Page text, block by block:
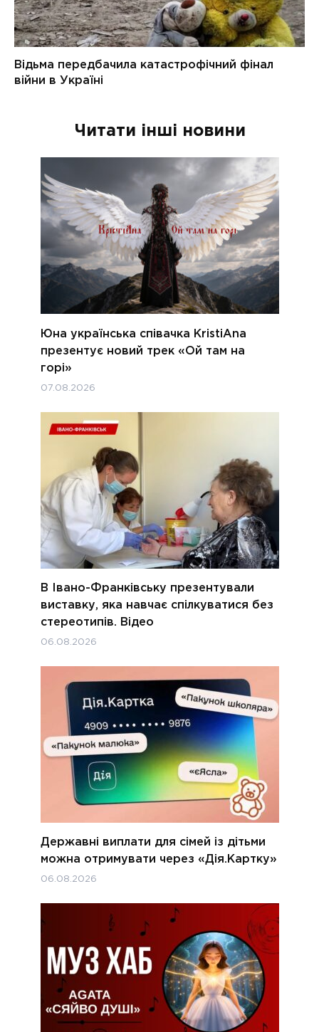
Читати інші новини
Юна українська співачка KristiAna
презентує новий трек «Ой там на
горі»
07.08.2026
В Івано-Франківську презентували
виставку, яка навчає спілкуватися без
стереотипів. Відео
06.08.2026
Державні виплати для сімей із дітьми
можна отримувати через «Дія.Картку»
06.08.2026